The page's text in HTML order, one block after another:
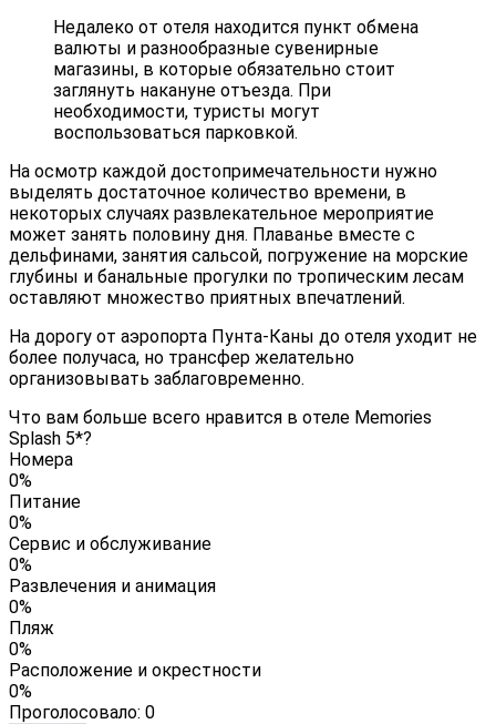
Недалеко от отеля находится пункт обмена
валюты и разнообразные сувенирные
магазины, в которые обязательно стоит
заглянуть накануне отъезда. При
необходимости, туристы могут
воспользоваться парковкой.
На осмотр каждой достопримечательности нужно
выделять достаточное количество времени, в
некоторых случаях развлекательное мероприятие
может занять половину дня. Плаванье вместе с
дельфинами, занятия сальсой, погружение на морские
глубины и банальные прогулки по тропическим лесам
оставляют множество приятных впечатлений.
На дорогу от аэропорта Пунта-Каны до отеля уходит не
более получаса, но трансфер желательно
организовывать заблаговременно.
Что вам больше всего нравится в отеле Memories
Splash 5*?
Номера
0%
Питание
0%
Сервис и обслуживание
0%
Развлечения и анимация
0%
Пляж
0%
Расположение и окрестности
0%
Проголосовало: 0